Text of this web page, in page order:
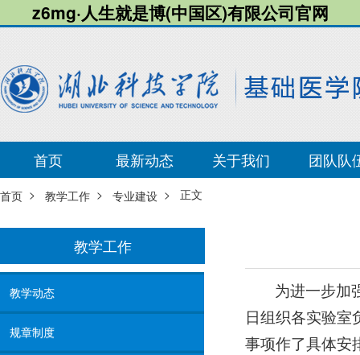
z6mg·人生就是博(中国区)有限公司官网
首页 最新动态 关于我们 团队队
首页 > 教学工作 > 专业建设 > 正文
教学工作
教学动态
规章制度
为进一步加
日组织各实验
事项作了具体安